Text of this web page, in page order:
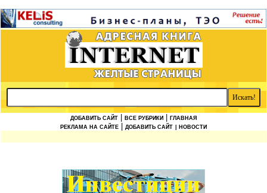
ДОБАВИТЬ САЙТ ВСЕ РУБРИКИ
ГЛАВНАЯ
РЕКЛАМА НА САЙТЕ
ДОБАВИТЬ САЙТ | НОВОСТИ